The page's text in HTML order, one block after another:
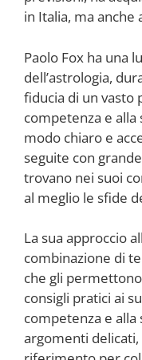
in Italia, ma anche
Paolo Fox ha una
dell’astrologia,
fiducia di un vasto
competenza e alla
modo chiaro e
seguite con
trovano nei suoi
al meglio le sfide
La sua approccio
combinazione di
che gli
consigli pratici ai
competenza e
argomenti